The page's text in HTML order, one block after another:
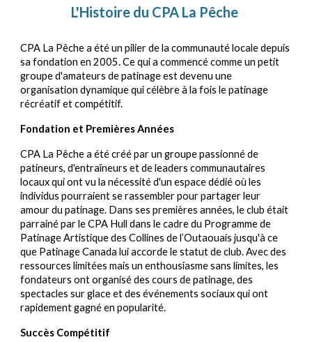
L'Histoire du CPA La Pêche
CPA La Pêche a été un pilier de la communauté locale depuis
sa fondation en 2005. Ce qui a commencé comme un petit
groupe d'amateurs de patinage est devenu une
organisation dynamique qui célèbre à la fois le patinage
récréatif et compétitif.
Fondation et Premières Années
CPA La Pêche a été créé par un groupe passionné de
patineurs, d'entraîneurs et de leaders communautaires
locaux qui ont vu la nécessité d'un espace dédié où les
individus pourraient se rassembler pour partager leur
amour du patinage. Dans ses premières années, le club était
parrainé par le CPA Hull dans le cadre du Programme de
Patinage Artistique des Collines de l’Outaouais jusqu'à ce
que Patinage Canada lui accorde le statut de club. Avec des
ressources limitées mais un enthousiasme sans limites, les
fondateurs ont organisé des cours de patinage, des
spectacles sur glace et des événements sociaux qui ont
rapidement gagné en popularité.
Succès Compétitif